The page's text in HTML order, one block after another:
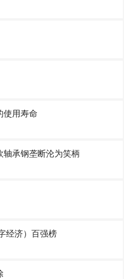
使用寿命
轴承钢垄断沦为笑柄
经济）百强榜